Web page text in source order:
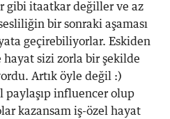
gibi itaatkar değiller ve az
bir sonraki aşaması
geçirebiliyorlar. Eskiden
hayat sizi zorla bir şekilde
Artık öyle değil :)
paylaşıp influencer olup
kazansam iş-özel hayat